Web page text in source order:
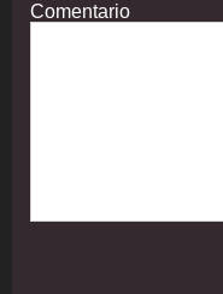
Comentario